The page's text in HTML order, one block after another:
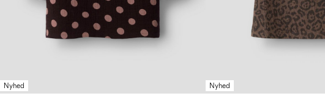
Nyhed Nyhed